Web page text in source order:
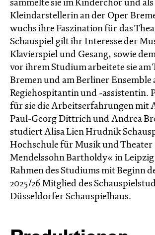
sammelte sie im Kinderchor und als
Kleindarstellerin an der Oper
wuchs ihre Faszination für das
Schauspiel gilt ihr Interesse der
Klavierspiel und Gesang, sowie
vor ihrem Studium arbeitete sie am
Bremen und am Berliner Ensemble
Regiehospitantin und -assistentin.
für sie die Arbeitserfahrungen mit
Paul-Georg Dittrich und Andrea
studiert Alisa Lien Hrudnik
Hochschule für Musik und Theater
Mendelssohn Bartholdy« in
Rahmen des Studiums mit Beginn
2025/26 Mitglied des
Düsseldorfer Schauspielhaus.